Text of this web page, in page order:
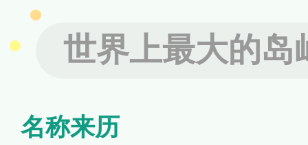
世界上最大的岛
名称来历